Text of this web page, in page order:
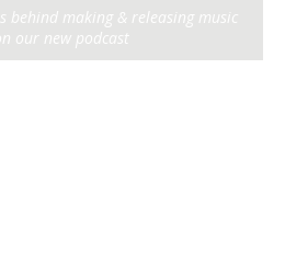
behind making & releasing music
our new podcast